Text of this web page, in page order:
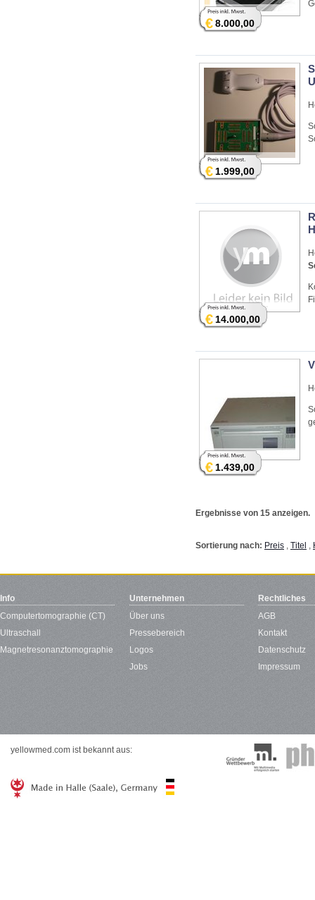
€8.000,00
€1.999,00
€14.000,00
€1.439,00
Ergebnisse von 15 anzeigen.
Sortierung nach: Preis , Titel ,
Info
Computertomographie (CT)
Ultraschall
Magnetresonanztomographie
Unternehmen
Über uns
Pressebereich
Logos
Jobs
Rechtliches
AGB
Kontakt
Datenschutz
Impressum
yellowmed.com ist bekannt aus: